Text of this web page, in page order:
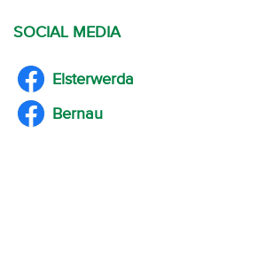
SOCIAL MEDIA
Elsterwerda
Bernau